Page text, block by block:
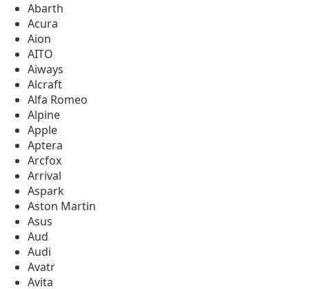
Abarth
Acura
Aion
AITO
Aiways
Alcraft
Alfa Romeo
Alpine
Apple
Aptera
Arcfox
Arrival
Aspark
Aston Martin
Asus
Aud
Audi
Avatr
Avita